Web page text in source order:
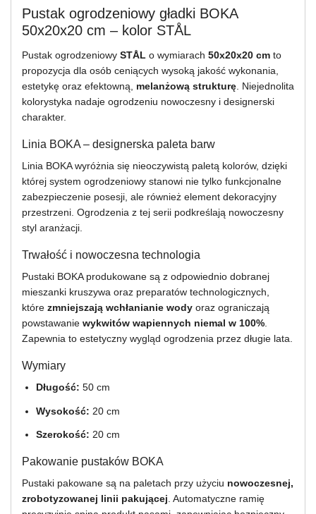
Pustak ogrodzeniowy gładki BOKA
50x20x20 cm – kolor STÅL
Pustak ogrodzeniowy STÅL o wymiarach 50x20x20 cm to
propozycja dla osób ceniących wysoką jakość wykonania,
estetykę oraz efektowną, melanżową strukturę . Niejednolita
kolorystyka nadaje ogrodzeniu nowoczesny i designerski
charakter.
Linia BOKA – designerska paleta barw
Linia BOKA wyróżnia się nieoczywistą paletą kolorów, dzięki
której system ogrodzeniowy stanowi nie tylko funkcjonalne
zabezpieczenie posesji, ale również element dekoracyjny
przestrzeni. Ogrodzenia z tej serii podkreślają nowoczesny
styl aranżacji.
Trwałość i nowoczesna technologia
Pustaki BOKA produkowane są z odpowiednio dobranej
mieszanki kruszywa oraz preparatów technologicznych,
które zmniejszają wchłanianie wody oraz ograniczają
powstawanie wykwitów wapiennych niemal w 100%
Zapewnia to estetyczny wygląd ogrodzenia przez długie lata.
Wymiary
Długość: 50 cm
Wysokość: 20 cm
Szerokość: 20 cm
Pakowanie pustaków BOKA
Pustaki pakowane są na paletach przy użyciu nowoczesnej,
zrobotyzowanej linii pakującej . Automatyczne ramię